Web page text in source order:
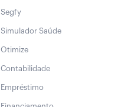
Segfy
Simulador Saúde
Otimize
Contabilidade
Empréstimo